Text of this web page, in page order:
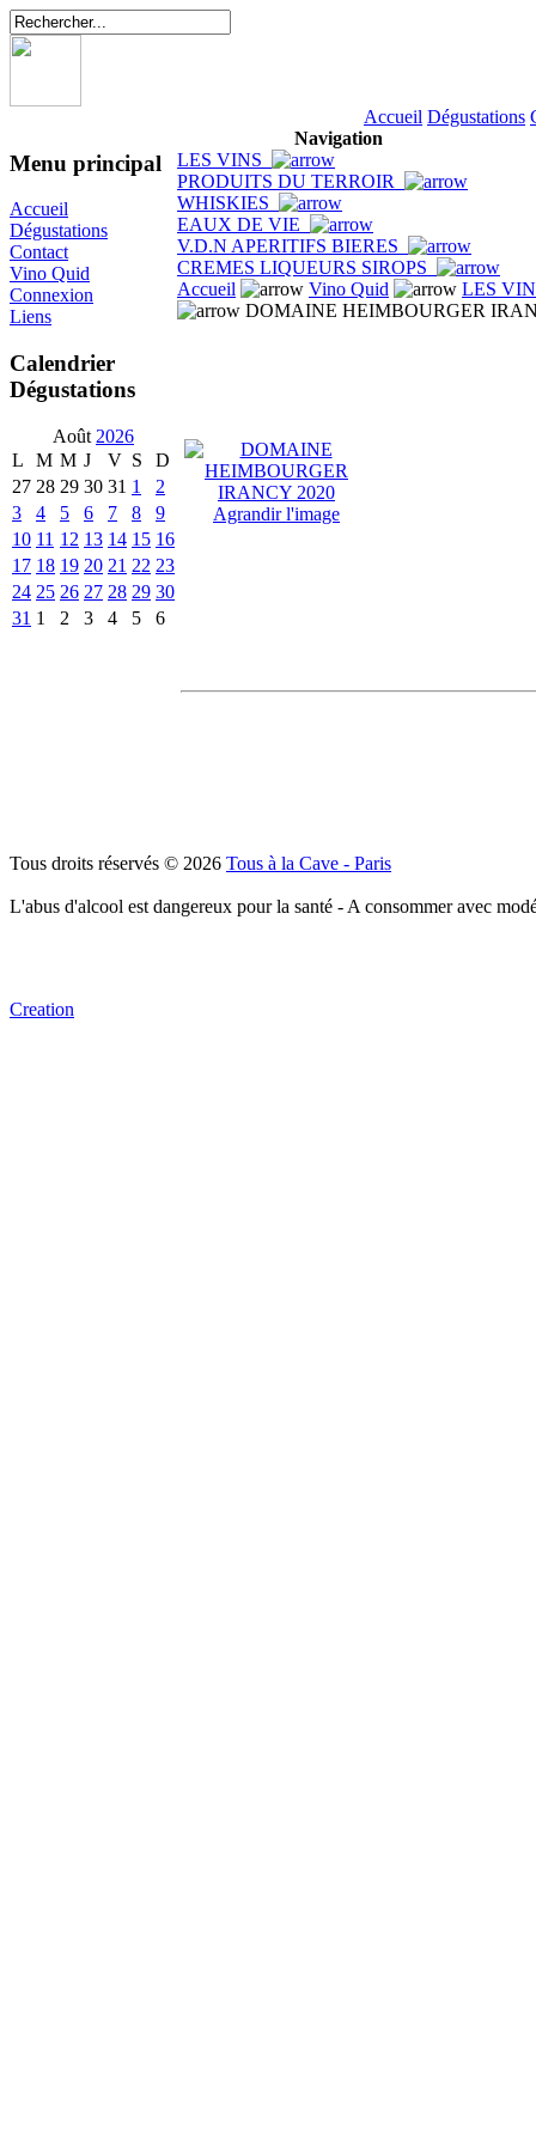
Accueil Dégustations
Menu principal
Accueil
Dégustations
Contact
Vino Quid
Connexion
Liens
Calendrier
Dégustations
Août 2026
L
M M J V S
D
27 28 29 30 31 1
2
3
4 5 6 7 8
9
10 11 12 13 14 15 16
17 18 19 20 21 22 23
24 25 26 27 28 29 30
31 1 2 3 4 5 6
Navigation
LES VINS
PRODUITS DU TERROIR
WHISKIES
EAUX DE VIE
V.D.N APERITIFS BIERES
CREMES LIQUEURS SIROPS
Accueil
Vino Quid
LES
DOMAINE HEIMBOURGER
Agrandir l'image
Tous droits réservés © 2026 Tous à la Cave - Paris
L'abus d'alcool est dangereux pour la santé - A consommer avec
Creation